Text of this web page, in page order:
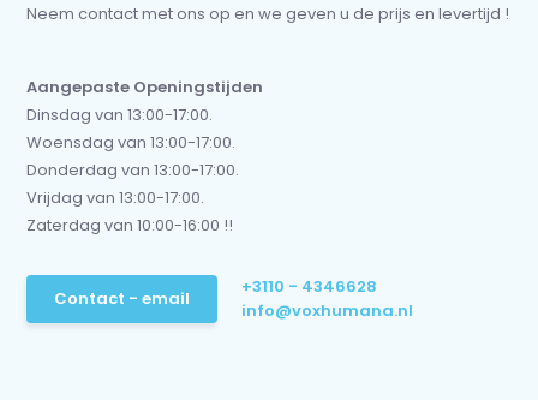
Neem contact met ons op en we geven u de prijs en levertijd !
Aangepaste Openingstijden
Dinsdag van 13:00-17:00.
Woensdag van 13:00-17:00.
Donderdag van 13:00-17:00.
Vrijdag van 13:00-17:00.
Zaterdag van 10:00-16:00 !!
Contact - email
+3110 - 4346628
info@voxhumana.nl